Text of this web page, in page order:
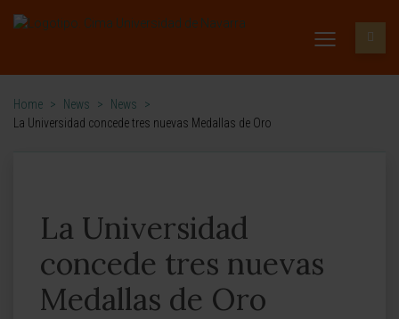
Home > News > News
>
La Universidad concede tres nuevas Medallas de Oro
La Universidad
concede tres nuevas
Medallas de Oro